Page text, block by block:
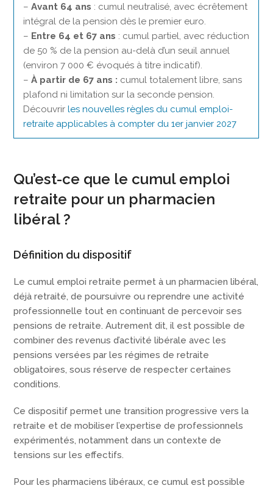
–Avant 64 ans : cumul neutralisé, avec écrêtement
intégral de la pension dès le premier euro.
– Entre 64 et 67 ans : cumul partiel, avec réduction
de 50 % de la pension au-delà d’un seuil annuel
(environ 7 000 € évoqués à titre indicatif).
–À partir de 67 ans : cumul totalement libre, sans
plafond ni limitation sur la seconde pension.
Découvrirles nouvelles règles du cumul emploi-
retraite applicables à compter du 1er janvier 2027
Qu’est-ce que le cumul emploi
retraite pour un pharmacien
libéral ?
Définition du dispositif
Le cumul emploi retraite permet à un pharmacien libéral,
déjà retraité, de poursuivre ou reprendre une activité
professionnelle tout en continuant de percevoir ses
pensions de retraite. Autrement dit, il est possible de
combiner des revenus d’activité libérale avec les
pensions versées par les régimes de retraite
obligatoires, sous réserve de respecter certaines
conditions.
Ce dispositif permet une transition progressive vers la
retraite et de mobiliser l’expertise de professionnels
expérimentés, notamment dans un contexte de
tensions sur les effectifs.
Pour les pharmaciens libéraux, ce cumul est possible